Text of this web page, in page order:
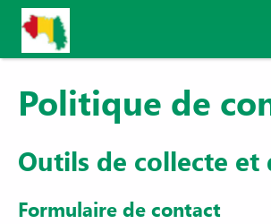
Aller au contenu principal
Politique de
Outils de collecte
Formulaire de contact